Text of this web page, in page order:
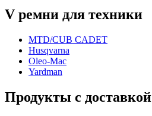
V ремни для техники
MTD/CUB CADET
Husqvarna
Oleo-Mac
Yardman
Продукты с доставкой